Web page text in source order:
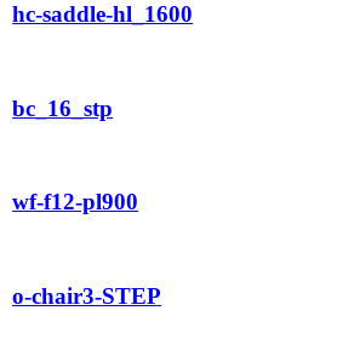
hc-saddle-hl_1600
bc_16_stp
wf-f12-pl900
o-chair3-STEP